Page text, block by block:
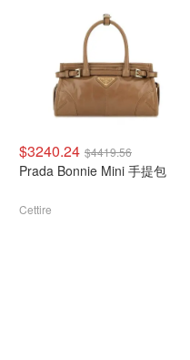
$3240.24 $4419.56
Prada Bonnie Mini 手提包
Cettire